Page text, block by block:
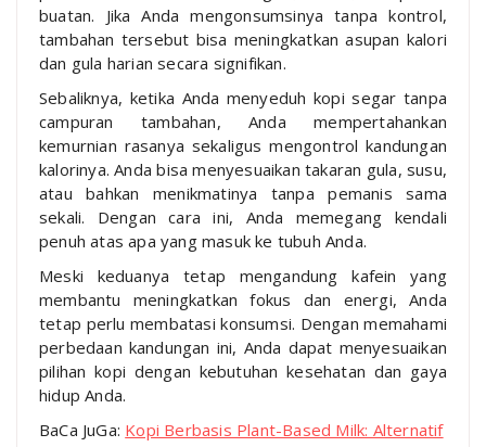
buatan. Jika Anda mengonsumsinya tanpa kontrol,
tambahan tersebut bisa meningkatkan asupan kalori
dan gula harian secara signifikan.
Sebaliknya, ketika Anda menyeduh kopi segar tanpa
campuran tambahan, Anda mempertahankan
kemurnian rasanya sekaligus mengontrol kandungan
kalorinya. Anda bisa menyesuaikan takaran gula, susu,
atau bahkan menikmatinya tanpa pemanis sama
sekali. Dengan cara ini, Anda memegang kendali
penuh atas apa yang masuk ke tubuh Anda.
Meski keduanya tetap mengandung kafein yang
membantu meningkatkan fokus dan energi, Anda
tetap perlu membatasi konsumsi. Dengan memahami
perbedaan kandungan ini, Anda dapat menyesuaikan
pilihan kopi dengan kebutuhan kesehatan dan gaya
hidup Anda.
BaCa JuGa: Kopi Berbasis Plant-Based Milk: Alternatif